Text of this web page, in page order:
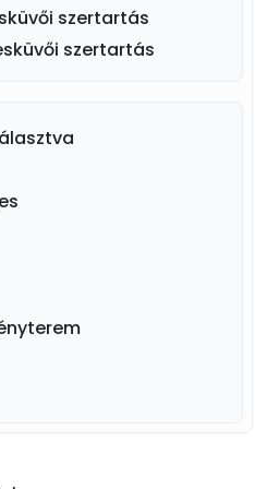
szertartás
szertartás